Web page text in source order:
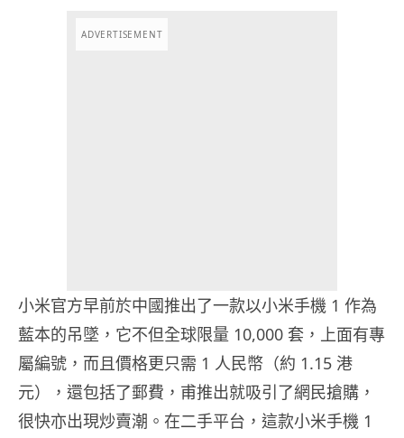
ADVERTISEMENT
小米官方早前於中國推出了一款以小米手機 1 作為
藍本的吊墜，它不但全球限量 10,000 套，上面有專
屬編號，而且價格更只需 1 人民幣（約 1.15 港
元），還包括了郵費，甫推出就吸引了網民搶購，
很快亦出現炒賣潮。在二手平台，這款小米手機 1